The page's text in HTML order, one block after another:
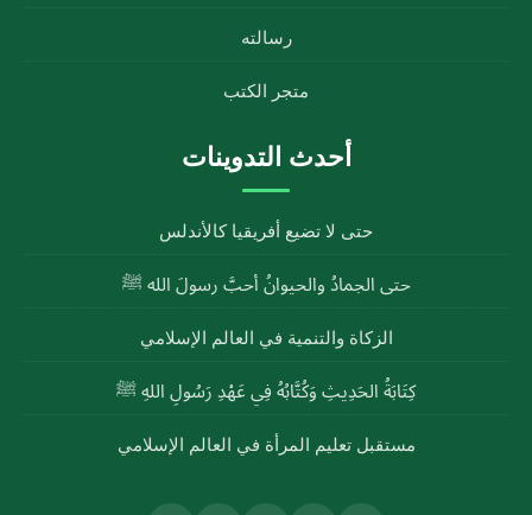
رسالته
متجر الكتب
أحدث التدوينات
حتى لا تضيع أفريقيا كالأندلس
حتى الجمادُ والحيوانُ أحبَّ رسولَ الله ﷺ
الزكاة والتنمية في العالم الإسلامي
كِتَابَةُ الحَدِيثِ وَكُتَّابُهُ فِي عَهْدِ رَسُولِ اللهِ ﷺ
مستقبل تعليم المرأة في العالم الإسلامي